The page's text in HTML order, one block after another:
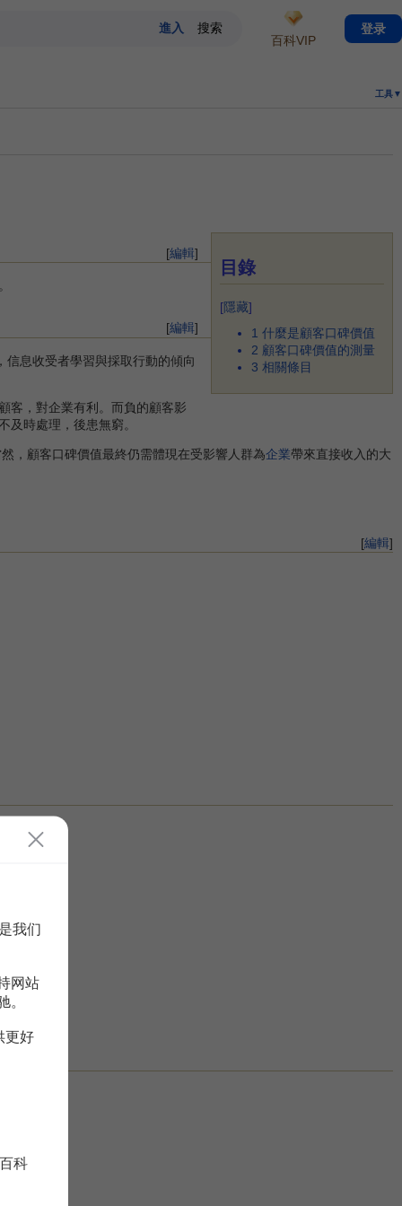
工具▼
目錄
[隱藏]
1 什麼是顧客口碑價值
2 顧客口碑價值的測量
3 相關條目
[編輯]
[編輯]
息收受者學習與採取行動的傾向
客，對企業有利。而負的顧客影
及時處理，後患無窮。
顧客口碑價值最終仍需體現在受影響人群為企業帶來直接收入的大
[編輯]
百科VIP
登录
我们
网站
。
更好
科